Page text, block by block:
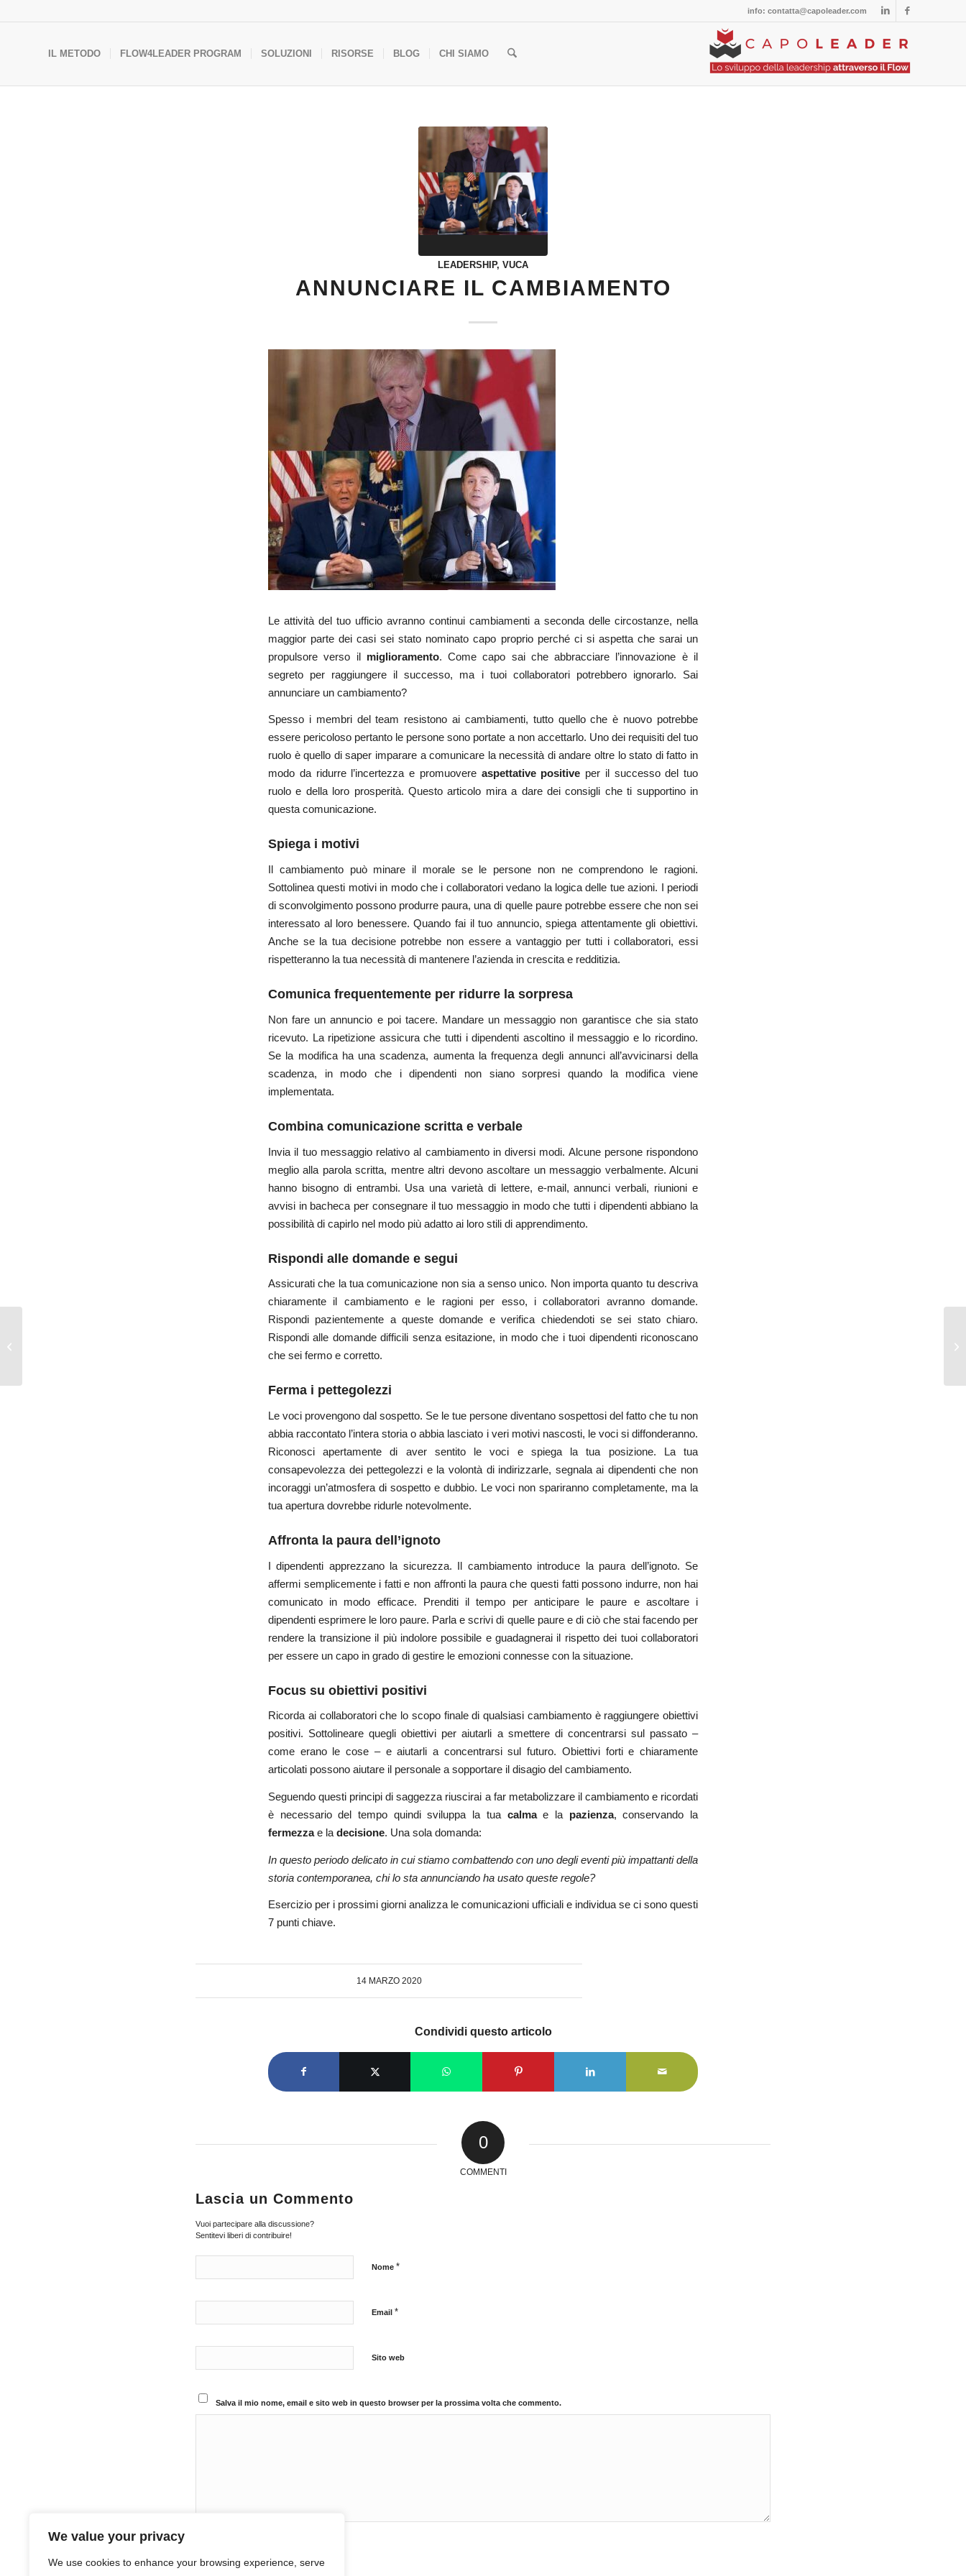
We value your privacy
We use cookies to enhance your browsing experience, serve
info: contatta@capoleader.com
IL METODO FLOW4LEADER PROGRAM SOLUZIONI RISORSE BLOG CHI SIAMO
LEADERSHIP, VUCA
ANNUNCIARE IL CAMBIAMENTO
Le attività del tuo ufficio avranno continui cambiamenti a seconda delle circostanze, nella
maggior parte dei casi sei stato nominato capo proprio perché ci si aspetta che sarai un
propulsore verso il miglioramento. Come capo sai che abbracciare l’innovazione è il
segreto per raggiungere il successo, ma i tuoi collaboratori potrebbero ignorarlo. Sai
annunciare un cambiamento?
Spesso i membri del team resistono ai cambiamenti, tutto quello che è nuovo potrebbe
essere pericoloso pertanto le persone sono portate a non accettarlo. Uno dei requisiti del tuo
ruolo è quello di saper imparare a comunicare la necessità di andare oltre lo stato di fatto in
modo da ridurre l’incertezza e promuovere aspettative positive per il successo del tuo
ruolo e della loro prosperità. Questo articolo mira a dare dei consigli che ti supportino in
questa comunicazione.
Spiega i motivi
Il cambiamento può minare il morale se le persone non ne comprendono le ragioni.
Sottolinea questi motivi in ​​modo che i collaboratori vedano la logica delle tue azioni. I periodi
di sconvolgimento possono produrre paura, una di quelle paure potrebbe essere che non sei
interessato al loro benessere. Quando fai il tuo annuncio, spiega attentamente gli obiettivi.
Anche se la tua decisione potrebbe non essere a vantaggio per tutti i collaboratori, essi
rispetteranno la tua necessità di mantenere l’azienda in crescita e redditizia.
Comunica frequentemente per ridurre la sorpresa
Non fare un annuncio e poi tacere. Mandare un messaggio non garantisce che sia stato
ricevuto. La ripetizione assicura che tutti i dipendenti ascoltino il messaggio e lo ricordino.
Se la modifica ha una scadenza, aumenta la frequenza degli annunci all’avvicinarsi della
scadenza, in modo che i dipendenti non siano sorpresi quando la modifica viene
implementata.
Combina comunicazione scritta e verbale
Invia il tuo messaggio relativo al cambiamento in diversi modi. Alcune persone rispondono
meglio alla parola scritta, mentre altri devono ascoltare un messaggio verbalmente. Alcuni
hanno bisogno di entrambi. Usa una varietà di lettere, e-mail, annunci verbali, riunioni e
avvisi in bacheca per consegnare il tuo messaggio in modo che tutti i dipendenti abbiano la
possibilità di capirlo nel modo più adatto ai loro stili di apprendimento.
Rispondi alle domande e segui
Assicurati che la tua comunicazione non sia a senso unico. Non importa quanto tu descriva
chiaramente il cambiamento e le ragioni per esso, i collaboratori avranno domande.
Rispondi pazientemente a queste domande e verifica chiedendoti se sei stato chiaro.
Rispondi alle domande difficili senza esitazione, in modo che i tuoi dipendenti riconoscano
che sei fermo e corretto.
Ferma i pettegolezzi
Le voci provengono dal sospetto. Se le tue persone diventano sospettosi del fatto che tu non
abbia raccontato l’intera storia o abbia lasciato i veri motivi nascosti, le voci si diffonderanno.
Riconosci apertamente di aver sentito le voci e spiega la tua posizione. La tua
consapevolezza dei pettegolezzi e la volontà di indirizzarle, segnala ai dipendenti che non
incoraggi un’atmosfera di sospetto e dubbio. Le voci non spariranno completamente, ma la
tua apertura dovrebbe ridurle notevolmente.
Affronta la paura dell’ignoto
I dipendenti apprezzano la sicurezza. Il cambiamento introduce la paura dell’ignoto. Se
affermi semplicemente i fatti e non affronti la paura che questi fatti possono indurre, non hai
comunicato in modo efficace. Prenditi il ​​tempo per anticipare le paure e ascoltare i
dipendenti esprimere le loro paure. Parla e scrivi di quelle paure e di ciò che stai facendo per
rendere la transizione il più indolore possibile e guadagnerai il rispetto dei tuoi collaboratori
per essere un capo in grado di gestire le emozioni connesse con la situazione.
Focus su obiettivi positivi
Ricorda ai collaboratori che lo scopo finale di qualsiasi cambiamento è raggiungere obiettivi
positivi. Sottolineare quegli obiettivi per aiutarli a smettere di concentrarsi sul passato –
come erano le cose – e aiutarli a concentrarsi sul futuro. Obiettivi forti e chiaramente
articolati possono aiutare il personale a sopportare il disagio del cambiamento.
Seguendo questi principi di saggezza riuscirai a far metabolizzare il cambiamento e ricordati
è necessario del tempo quindi sviluppa la tua calmae la pazienza, conservando la
fermezzae la decisione. Una sola domanda:
In questo periodo delicato in cui stiamo combattendo con uno degli eventi più impattanti della
storia contemporanea, chi lo sta annunciando ha usato queste regole?
Esercizio per i prossimi giorni analizza le comunicazioni ufficiali e individua se ci sono questi
7 punti chiave.
14 MARZO 2020
Condividi questo articolo
0
COMMENTI
Lascia un Commento
Vuoi partecipare alla discussione?
Sentitevi liberi di contribuire!
Nome *
Email *
Sito web
Salva il mio nome, email e sito web in questo browser per la prossima volta che commento.